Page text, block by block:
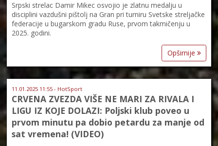
Srpski strelac Damir Mikec osvojio je zlatnu medalju u
disciplini vazdušni pištolj na Gran pri turniru Svetske streljačke
federacije u bugarskom gradu Ruse, prvom takmičenju u
2025. godini.
Opširnije
11.01.2025 11:55 - HotSport
CRVENA ZVEZDA VIŠE NE MARI ZA RIVALA I
LIGU IZ KOJE DOLAZI: Poljski klub poveo u
prvom minutu pa dobio petardu za manje od
sat vremena! (VIDEO)